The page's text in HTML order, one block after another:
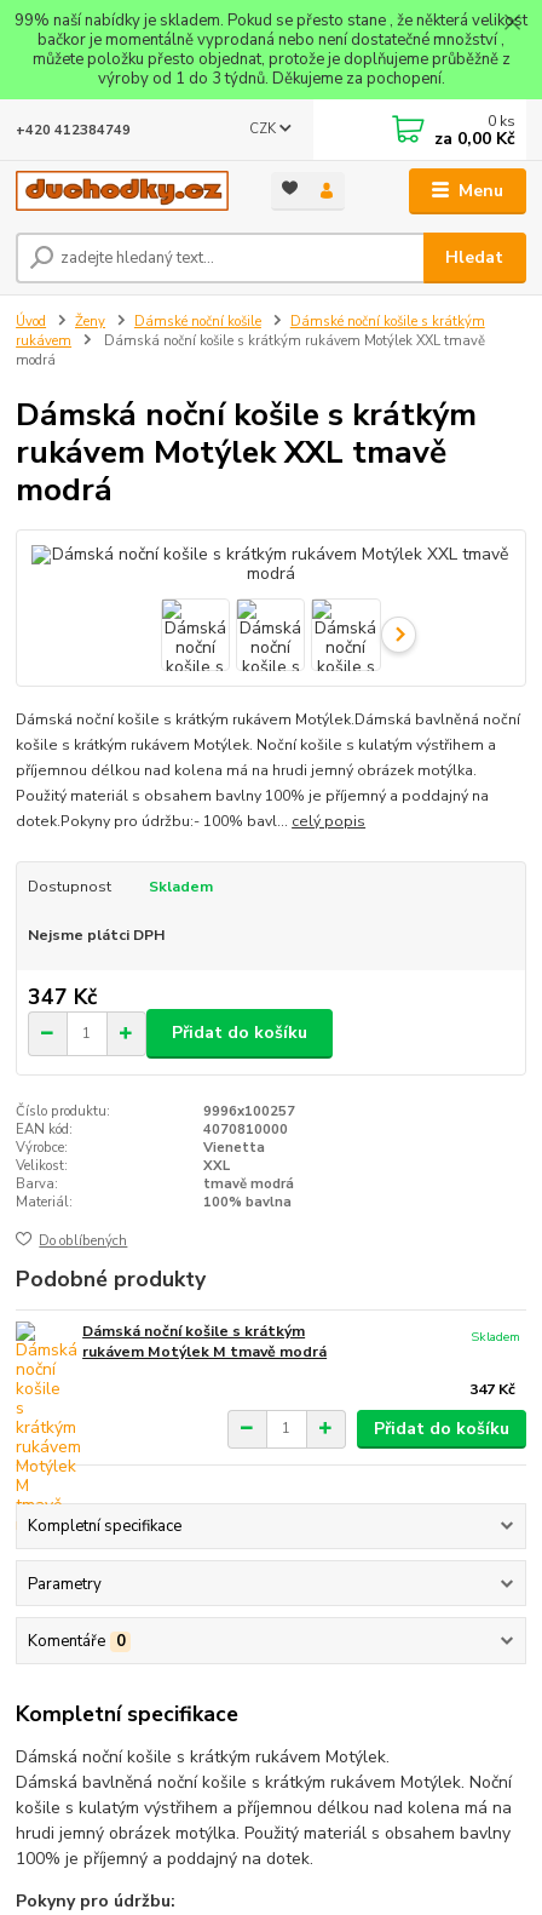
99% naší nabídky je skladem. Pokud se přesto stane , že některá velikost
bačkor je momentálně vyprodaná nebo není dostatečné množství ,
můžete položku přesto objednat, protože je doplňujeme průběžně z
výroby od 1 do 3 týdnů. Děkujeme za pochopení.
Menu
CZK
Hledat
+420 412384749 0 ks
za 0,00 Kč
Úvod Ženy Dámské noční košile
Dámské noční košile s krátkým
rukávem
Dámská noční košile s krátkým rukávem Motýlek XXL tmavě
modrá
Dámská noční košile s krátkým
rukávem Motýlek XXL tmavě
modrá
Dámská noční košile s krátkým rukávem Motýlek.Dámská bavlněná noční
košile s krátkým rukávem Motýlek. Noční košile s kulatým výstřihem a
příjemnou délkou nad kolena má na hrudi jemný obrázek motýlka.
Použitý materiál s obsahem bavlny 100% je příjemný a poddajný na
dotek.Pokyny pro údržbu:- 100% bavl... celý popis
Dostupnost Skladem
Nejsme plátci DPH
347 Kč
Přidat do košíku
Číslo produktu:
9996x100257
EAN kód:
4070810000
Výrobce:
Vienetta
Velikost:
XXL
Barva:
tmavě modrá
Materiál:
100% bavlna
Do oblíbených
Podobné produkty
Dámská noční košile s krátkým
rukávem Motýlek M tmavě modrá
347 Kč
Skladem
Přidat do košíku
Kompletní specifikace
Parametry
Komentáře 0
Kompletní specifikace
Dámská noční košile s krátkým rukávem Motýlek.
Dámská bavlněná noční košile s krátkým rukávem Motýlek. Noční
košile s kulatým výstřihem a příjemnou délkou nad kolena má na
hrudi jemný obrázek motýlka. Použitý materiál s obsahem bavlny
100% je příjemný a poddajný na dotek.
Pokyny pro údržbu: